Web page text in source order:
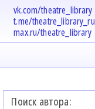
vk.com/theatre_library
t.me/theatre_library_ru
max.ru/theatre_library